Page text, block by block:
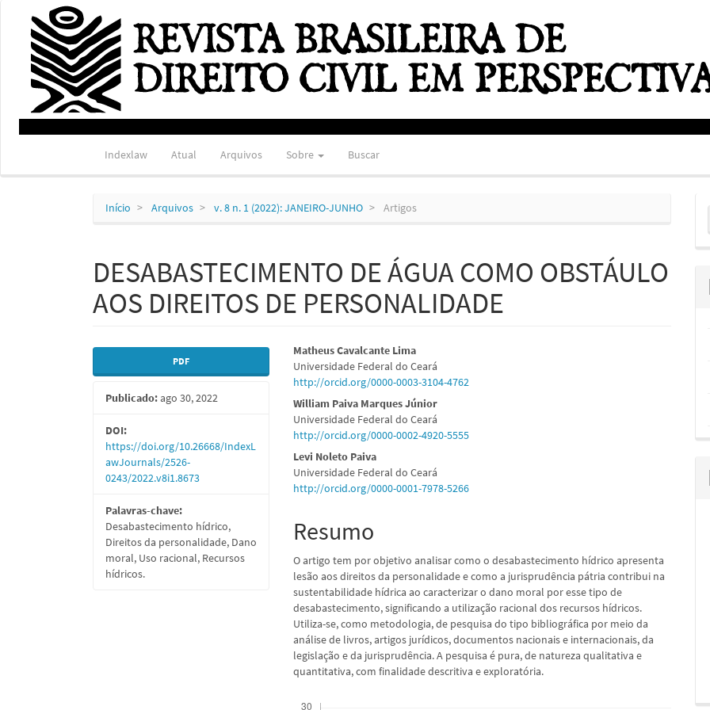
Navegação
Principal
Conteúdo
principal
Barra
Lateral
Indexlaw Atual Arquivos Sobre Buscar
Início Arquivos v. 8 n. 1 (2022): JANEIRO-JUNHO Artigos
DESABASTECIMENTO DE ÁGUA COMO OBSTÁULO
AOS DIREITOS DE PERSONALIDADE
Barra
lateral
de
artigos
PDF
Publicado:ago 30, 2022
DOI:
https://doi.org/10.26668/IndexL
awJournals/2526-
0243/2022.v8i1.8673
Palavras-chave:
Desabastecimento hídrico,
Direitos da personalidade, Dano
moral, Uso racional, Recursos
hídricos.
Conteúdo
do
artigo
principal
Matheus Cavalcante Lima
Universidade Federal do Ceará
http://orcid.org/0000-0003-3104-4762
William Paiva Marques Júnior
Universidade Federal do Ceará
http://orcid.org/0000-0002-4920-5555
Levi Noleto Paiva
Universidade Federal do Ceará
http://orcid.org/0000-0001-7978-5266
Resumo
O artigo tem por objetivo analisar como o desabastecimento hídrico apresenta
lesão aos direitos da personalidade e como a jurisprudência pátria contribui na
sustentabilidade hídrica ao caracterizar o dano moral por esse tipo de
desabastecimento, significando a utilização racional dos recursos hídricos.
Utiliza-se, como metodologia, de pesquisa do tipo bibliográfica por meio da
análise de livros, artigos jurídicos, documentos nacionais e internacionais, da
legislação e da jurisprudência. A pesquisa é pura, de natureza qualitativa e
quantitativa, com finalidade descritiva e exploratória.